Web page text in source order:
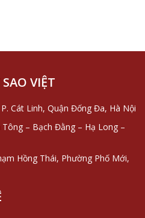
VIỆT
Cát Linh, Quận Đống Đa, Hà Nội
– Bạch Đằng – Hạ Long –
Hồng Thái, Phường Phố Mới,